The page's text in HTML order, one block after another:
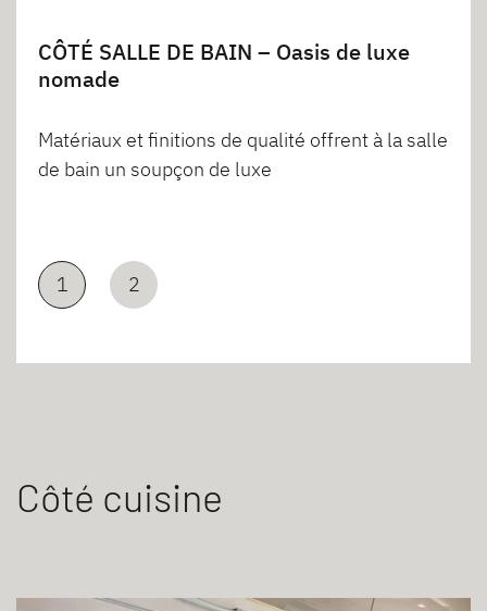
CÔTÉ SALLE DE BAIN – Oasis de luxe
nomade
Matériaux et finitions de qualité offrent à la salle
de bain un soupçon de luxe
1 2
Côté cuisine